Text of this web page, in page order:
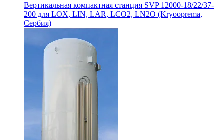
Вертикальная компактная станция SVP 12000-18/22/37-
200 для LOX, LIN, LAR, LCO2, LN2O (Kryooprema,
Сербия)